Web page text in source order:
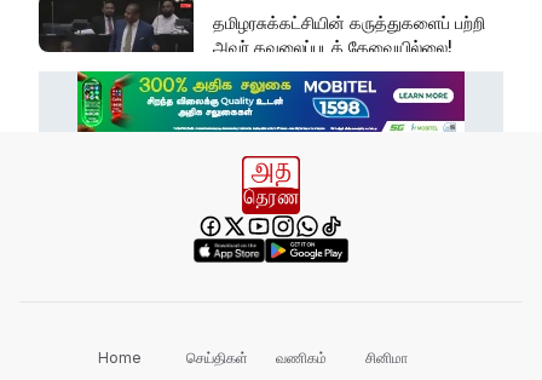
தமிழரசுக்கட்சியின் கருத்துகளைப் பற்றி
அவர் கவலைப்படத் தேவையில்லை!
இது அதனுடன் சம்பந்தப்பட்ட கேள்விதான்
பல மாணவர்களின் எதிர்காலம்
நாசமாகிறது!
தீண்டாமையாகும்!
Home செய்திகள் வணிகம்
சினிமா